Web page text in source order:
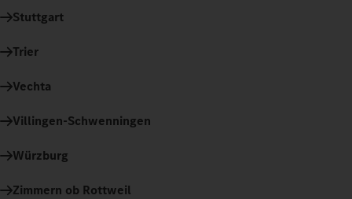
Stuttgart
Trier
Vechta
Villingen-Schwenningen
Würzburg
Zimmern ob Rottweil